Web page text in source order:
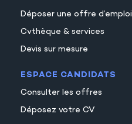
Déposer une offre d’emploi
Cvthèque & services
Devis sur mesure
ESPACE CANDIDATS
Consulter les offres
Déposez votre CV